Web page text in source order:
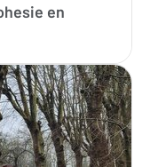
en